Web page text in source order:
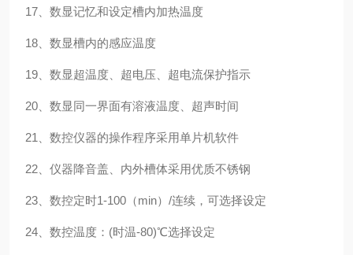
17、数显记忆和设定槽内加热温度
18、数显槽内的感应温度
19、数显超温度、超电压、超电流保护指示
20、数显同一界面有溶液温度、超声时间
21、数控仪器的操作程序采用单片机软件
22、仪器降音盖、内外槽体采用优质不锈钢
23、数控定时1-100（min）/连续，可选择设定
24、数控温度：(时温-80)℃选择设定